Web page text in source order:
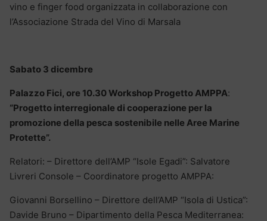
vino e finger food organizzata in collaborazione con
l’Associazione Strada del Vino di Marsala
Sabato 3 dicembre
Palazzo Fici, ore 10.30 Workshop Progetto AMPPA:
“Progetto interregionale di cooperazione per la
promozione della pesca sostenibile nelle Aree Marine
Protette”.
Relatori: – Direttore dell’AMP “Isole Egadi”: Salvatore
Livreri Console – Coordinatore progetto AMPPA:
Giovanni Borsellino – Direttore dell’AMP “Isola di Ustica”:
Davide Bruno – Dipartimento della Pesca Mediterranea: